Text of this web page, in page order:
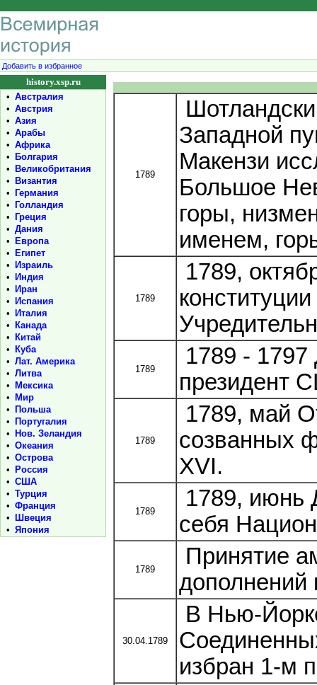
Добавить в избранное
history.xsp.ru
• Австралия
• Австрия
• Азия
• Арабы
• Африка
•
Болгария
•
Великобритания
•
Византия
•
Германия
•
Голландия
•
Греция
• Дания
•
Европа
•
Египет
•
Израиль
•
Индия
•
Иран
•
Испания
•
Италия
•
Канада
•
Китай
•
Куба
• Лат. Америка
• Литва
•
Мексика
•
Мир
•
Польша
•
Португалия
•
Нов. Зеландия
• Океания
• Острова
•
Россия
• США
• Турция
• Франция
•
Швеция
• Япония
1789
Западной
Макензи
Большое
горы,
именем,
1789
1789,
1789
1789 -
президент
1789
1789, май
созванных
XVI.
1789
1789, июнь
себя
1789
Принятие
дополнений
30.04.1789
В Нью-
избран 1-м